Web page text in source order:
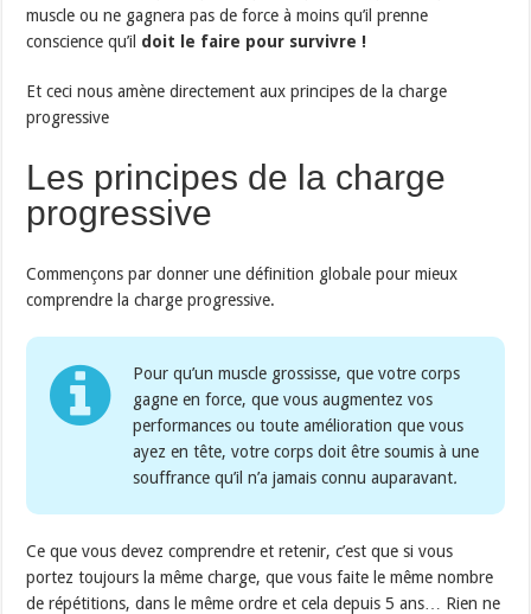
muscle ou ne gagnera pas de force à moins qu’il prenne
conscience qu’il doit le faire pour survivre !
Et ceci nous amène directement aux principes de la charge
progressive
Les principes de la charge
progressive
Commençons par donner une définition globale pour mieux
comprendre la charge progressive.
Pour qu’un muscle grossisse, que votre corps
gagne en force, que vous augmentez vos
performances ou toute amélioration que vous
ayez en tête, votre corps doit être soumis à une
souffrance qu’il n’a jamais connu auparavant.
Ce que vous devez comprendre et retenir, c’est que si vous
portez toujours la même charge, que vous faite le même nombre
de répétitions, dans le même ordre et cela depuis 5 ans… Rien ne